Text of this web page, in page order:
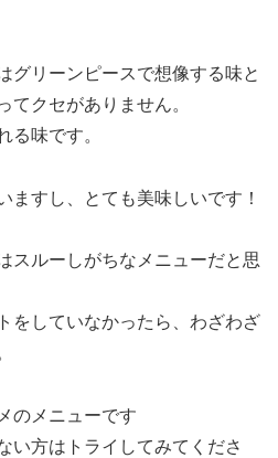
グリーンピースで想像する味と
てクセがありません。
る味です。
ますし、とても美味しいです！
スルーしがちなメニューだと思
をしていなかったら、わざわざ
のメニューです
い方はトライしてみてくださ